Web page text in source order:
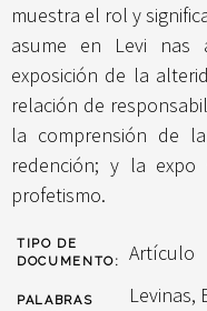
muestra el rol y
asume en Levi
exposición de la
relación de
la comprensión de
redención; y la
profetismo.
TIPO DE
DOCUMENTO:
Artículo
PALABRAS
Levinas,